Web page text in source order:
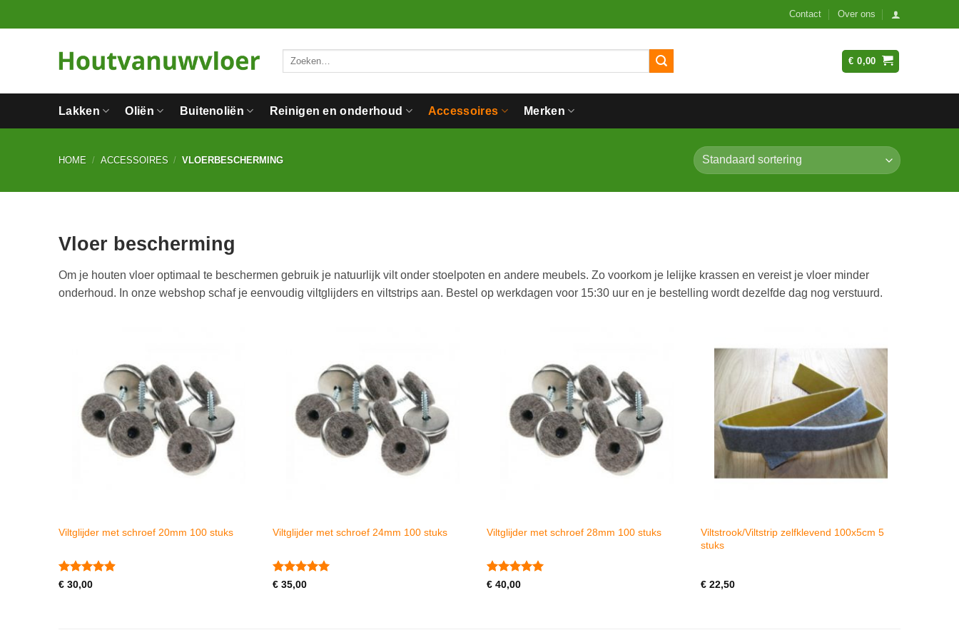
naar
Contact Over ons
Zoeken
€ 0,00
Lakken Oliën Buitenoliën Reinigen en onderhoud Accessoires Merken
HOME / ACCESSOIRES / VLOERBESCHERMING
Vloer bescherming
Om je houten vloer optimaal te beschermen gebruik je natuurlijk vilt onder stoelpoten en andere meubels. Zo voorkom je lelijke krassen en vereist je vloer minder
onderhoud. In onze webshop schaf je eenvoudig viltglijders en viltstrips aan. Bestel op werkdagen voor 15:30 uur en je bestelling wordt dezelfde dag nog verstuurd.
Viltglijder met schroef 20mm 100 stuks
Gewaardeerd
€30,00
Viltglijder met schroef 24mm 100 stuks
Gewaardeerd
€35,00
Viltglijder met schroef 28mm 100 stuks
Gewaardeerd
€40,00
Viltstrook/Viltstrip zelfklevend 100x5cm 5
stuks
€22,50